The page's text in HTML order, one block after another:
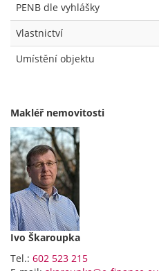
PENB dle vyhlášky
Vlastnictví
Umístění objektu
Makléř nemovitosti
Ivo Škaroupka
Tel.: 602 523 215